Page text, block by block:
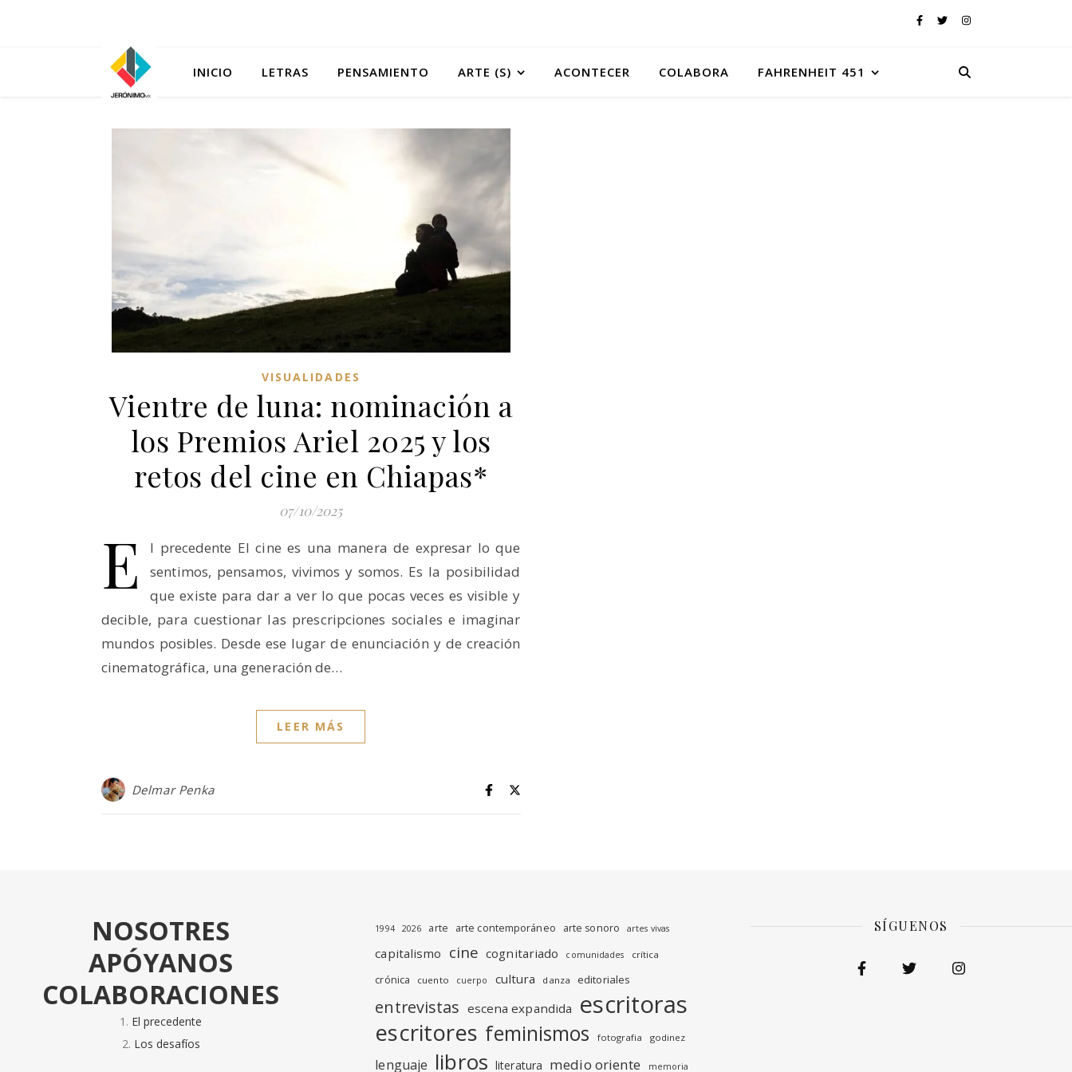
INICIO LETRAS PENSAMIENTO ARTE (S) ACONTECER COLABORA FAHRENHEIT 451
VISUALIDADES
Vientre de luna: nominación a
los Premios Ariel 2025 y los
retos del cine en Chiapas*
07/10/2025
E
l precedente El cine es una manera de expresar lo que
sentimos, pensamos, vivimos y somos. Es la posibilidad
que existe para dar a ver lo que pocas veces es visible y
decible, para cuestionar las prescripciones sociales e imaginar
mundos posibles. Desde ese lugar de enunciación y de creación
cinematográfica, una generación de…
LEER MÁS
Delmar Penka
NOSOTRES
APÓYANOS
COLABORACIONES
El precedente
Los desafíos
1994 2026 arte arte contemporáneo arte sonoro artes vivas
capitalismo cine cognitariado comunidades crítica
crónica cuento cuerpo cultura danza editoriales
entrevistas escena expandida escritoras
escritores feminismos fotografia godinez
lenguaje libros literatura medio oriente memoria
SÍGUENOS